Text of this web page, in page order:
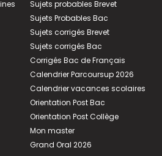
Sujets probables Brevet
Sujets Probables Bac
Sujets corrigés Brevet
Sujets corrigés Bac
Corrigés Bac de Français
Calendrier Parcoursup 2026
Calendrier vacances scolaires
Orientation Post Bac
Orientation Post Collège
Mon master
Grand Oral 2026